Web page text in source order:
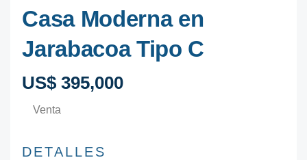
Casa Moderna en
Jarabacoa Tipo C
US$ 395,000
Venta
DETALLES